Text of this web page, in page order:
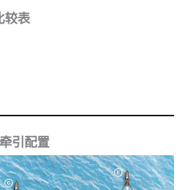
较表
引配置